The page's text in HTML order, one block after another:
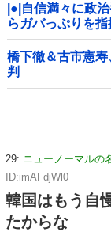
|●|自信満々に政
らガバっぷりを
橋下徹＆古市憲
判
29: ニューノーマルの
ID:imAFdjWl0
韓国はもう自
たからな